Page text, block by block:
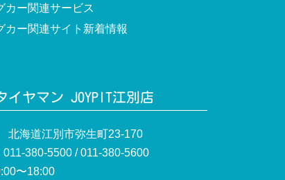
カー関連サービス
カー関連サイト新着情報
イヤマン JOYPIT江別店
海道江別市弥生町23-170
380-5500 / 011-380-5600
〜18:00